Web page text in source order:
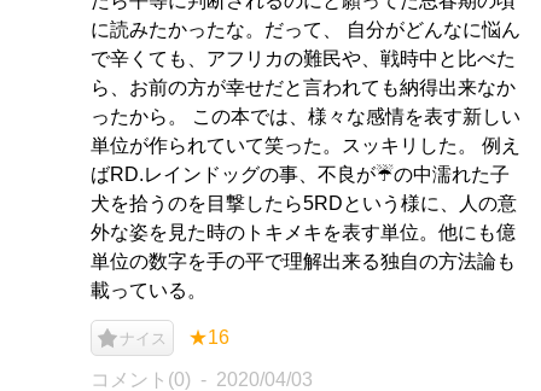
に読みたかったな。だって、 自分がどんなに悩ん
で辛くても、アフリカの難民や、戦時中と比べた
ら、お前の方が幸せだと言われても納得出来なか
ったから。 この本では、様々な感情を表す新しい
単位が作られていて笑った。スッキリした。 例え
ばRD.レインドッグの事、不良が☔の中濡れた子
犬を拾うのを目撃したら5RDという様に、人の意
外な姿を見た時のトキメキを表す単位。他にも億
単位の数字を手の平で理解出来る独自の方法論も
載っている。
ナイス ★16
コメント(0) 2020/04/03